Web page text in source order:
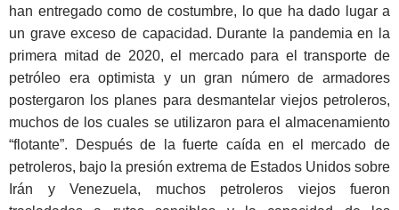
han entregado como de costumbre, lo que ha dado lugar a
un grave exceso de capacidad. Durante la pandemia en la
primera mitad de 2020, el mercado para el transporte de
petróleo era optimista y un gran número de armadores
postergaron los planes para desmantelar viejos petroleros,
muchos de los cuales se utilizaron para el almacenamiento
“flotante”. Después de la fuerte caída en el mercado de
petroleros, bajo la presión extrema de Estados Unidos sobre
Irán y Venezuela, muchos petroleros viejos fueron